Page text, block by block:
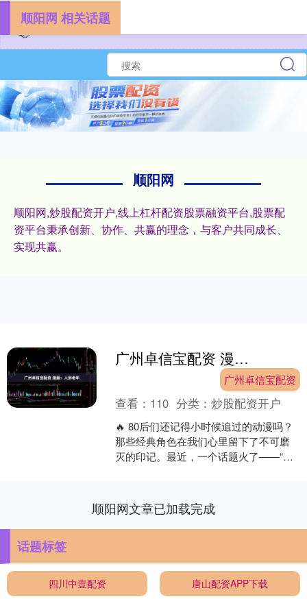
顺阳网
顺阳网,炒股配资开户,线上杠杆配资股票融资平台,股票配
资平台秉承创新、协作、共赢的理念，与客户共同成长、
实现共赢。
顺阳网 相关话题
广州卓信宝配资 漫画：人到老年
广州卓信宝配资
查看： 110 分类：炒股配资开户
🔥 80后们还记得小时候追过的动漫吗？
那些经典角色在我们心里留下了不可磨
灭的印记。最近，一个话题火了——“当
顺阳网文章已加载完成
话题标签
四川中壹配资 唐山配资APP下载